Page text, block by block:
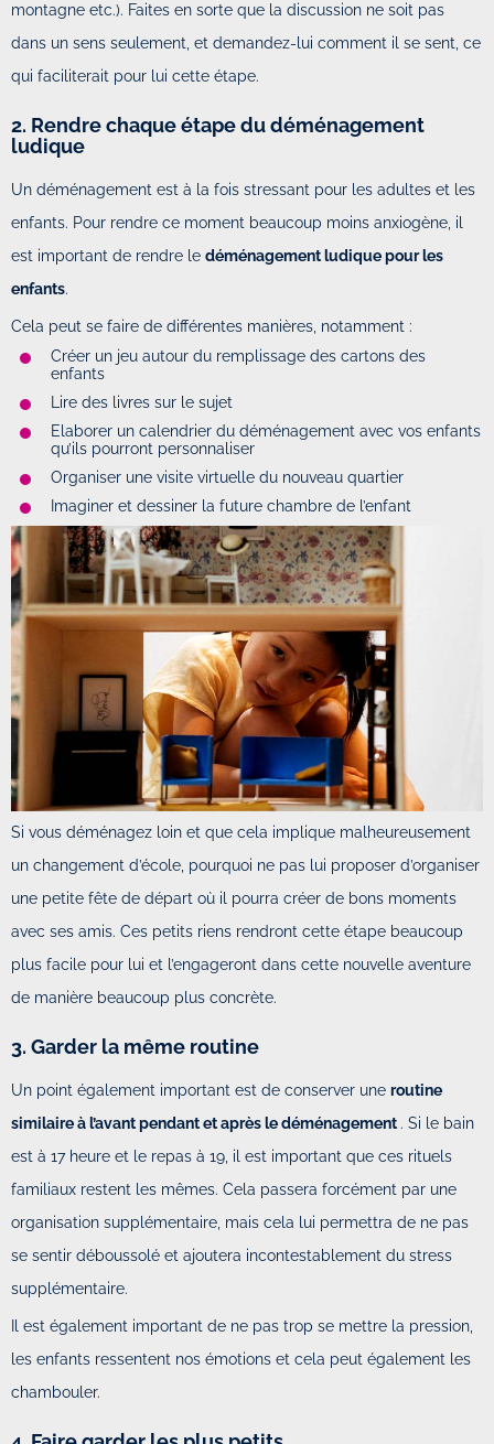
montagne etc.). Faites en sorte que la discussion ne soit pas
dans un sens seulement, et demandez-lui comment il se sent, ce
qui faciliterait pour lui cette étape.
2. Rendre chaque étape du déménagement
ludique
Un déménagement est à la fois stressant pour les adultes et les
enfants. Pour rendre ce moment beaucoup moins anxiogène, il
est important de rendre le déménagement ludique pour les
enfants.
Cela peut se faire de différentes manières, notamment :
Créer un jeu autour du remplissage des cartons des
enfants
Lire des livres sur le sujet
Elaborer un calendrier du déménagement avec vos enfants
qu’ils pourront personnaliser
Organiser une visite virtuelle du nouveau quartier
Imaginer et dessiner la future chambre de l’enfant
Si vous déménagez loin et que cela implique malheureusement
un changement d’école, pourquoi ne pas lui proposer d’organiser
une petite fête de départ où il pourra créer de bons moments
avec ses amis. Ces petits riens rendront cette étape beaucoup
plus facile pour lui et l’engageront dans cette nouvelle aventure
de manière beaucoup plus concrète.
3. Garder la même routine
Un point également important est de conserver une routine
similaire à l’avant pendant et après le déménagement. Si le bain
est à 17 heure et le repas à 19, il est important que ces rituels
familiaux restent les mêmes. Cela passera forcément par une
organisation supplémentaire, mais cela lui permettra de ne pas
se sentir déboussolé et ajoutera incontestablement du stress
supplémentaire.
Il est également important de ne pas trop se mettre la pression,
les enfants ressentent nos émotions et cela peut également les
chambouler.